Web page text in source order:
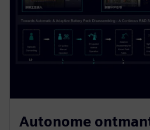
Autonome